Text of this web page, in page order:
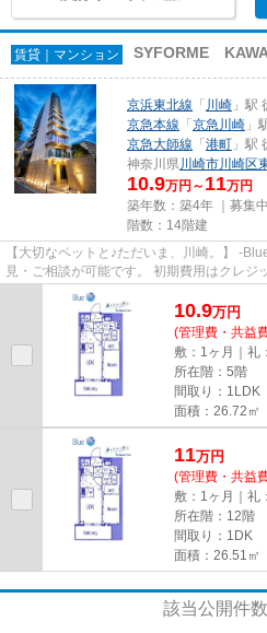
賃貸｜マンション SYFORME
京浜東北線 「 川崎 」駅
京急本線 「 京急川崎 」
京急大師線 「 港町 」駅
神奈川県川崎市川崎区
10.9万円～ 11万円
築年数：築4年 ｜募集中
階数：14階建
【大切なペットと♪ただいま、川崎。】 -
見・ご相談が可能です。 初期費用はクレジ
10.9万円
(管理費・共益
敷：1ヶ月｜礼
所在階：5階
間取り：1LDK
面積：26.72㎡
11万円
(管理費・共益
敷：1ヶ月｜礼
所在階：12階
間取り：1DK
面積：26.51㎡
該当公開件数